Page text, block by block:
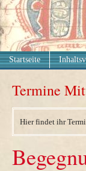
Startseite
Termine
Hier findet ihr